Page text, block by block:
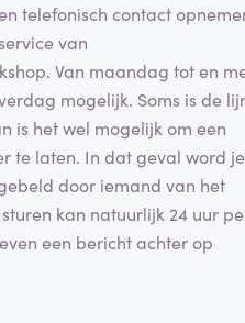
telefonisch contact
van
Van maandag tot en
mogelijk. Soms is de
is het wel mogelijk om een
te laten. In dat geval word je
door iemand van het
kan natuurlijk 24 uur
een bericht achter op